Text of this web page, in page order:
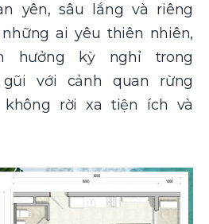
yên, sâu lắng và riêng
ai yêu thiên nhiên,
hưởng kỳ nghỉ trong
với cảnh quan rừng
không rời xa tiện ích và